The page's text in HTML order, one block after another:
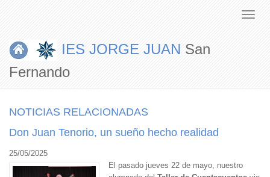
IES JORGE JUAN San
Fernando
NOTICIAS RELACIONADAS
Don Juan Tenorio, un sueño hecho realidad
25/05/2025
El pasado jueves 22 de mayo, nuestro